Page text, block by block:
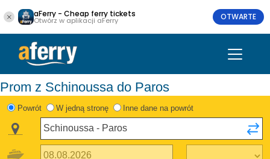
aFerry - Cheap ferry tickets
Otwórz w aplikacji aFerry OTWARTE
Prom z Schinoussa do Paros
Powrót W jedną stronę Inne dane na powrót